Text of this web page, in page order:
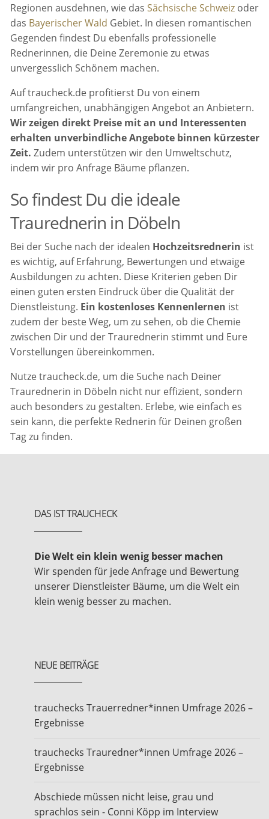
Regionen ausdehnen, wie dasSächsische Schweiz oder
das Bayerischer Wald Gebiet. In diesen romantischen
Gegenden findest Du ebenfalls professionelle
Rednerinnen, die Deine Zeremonie zu etwas
unvergesslich Schönem machen.
Auf traucheck.de profitierst Du von einem
umfangreichen, unabhängigen Angebot an Anbietern.
Wir zeigen direkt Preise mit an und Interessenten
erhalten unverbindliche Angebote binnen kürzester
Zeit. Zudem unterstützen wir den Umweltschutz,
indem wir pro Anfrage Bäume pflanzen.
So findest Du die ideale
Traurednerin in Döbeln
Bei der Suche nach der idealen Hochzeitsrednerin ist
es wichtig, auf Erfahrung, Bewertungen und etwaige
Ausbildungen zu achten. Diese Kriterien geben Dir
einen guten ersten Eindruck über die Qualität der
Dienstleistung. Ein kostenloses Kennenlernen ist
zudem der beste Weg, um zu sehen, ob die Chemie
zwischen Dir und der Traurednerin stimmt und Eure
Vorstellungen übereinkommen.
Nutze traucheck.de, um die Suche nach Deiner
Traurednerin in Döbeln nicht nur effizient, sondern
auch besonders zu gestalten. Erlebe, wie einfach es
sein kann, die perfekte Rednerin für Deinen großen
Tag zu finden.
DAS IST TRAUCHECK
Die Welt ein klein wenig besser machen
Wir spenden für jede Anfrage und Bewertung
unserer Dienstleister Bäume, um die Welt ein
klein wenig besser zu machen.
NEUE BEITRÄGE
trauchecks Trauerredner*innen Umfrage 2026 –
Ergebnisse
trauchecks Trauredner*innen Umfrage 2026 –
Ergebnisse
Abschiede müssen nicht leise, grau und
sprachlos sein - Conni Köpp im Interview